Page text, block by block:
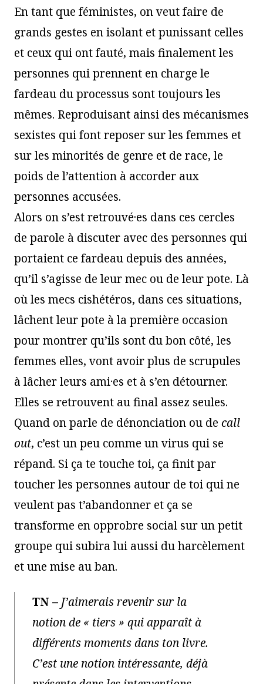
En tant que féministes, on veut faire de
grands gestes en isolant et punissant celles
et ceux qui ont fauté, mais finalement les
personnes qui prennent en charge le
fardeau du processus sont toujours les
mêmes. Reproduisant ainsi des mécanismes
sexistes qui font reposer sur les femmes et
sur les minorités de genre et de race, le
poids de l’attention à accorder aux
personnes accusées.
Alors on s’est retrouvé·es dans ces cercles
de parole à discuter avec des personnes qui
portaient ce fardeau depuis des années,
qu’il s’agisse de leur mec ou de leur pote. Là
où les mecs cishétéros, dans ces situations,
lâchent leur pote à la première occasion
pour montrer qu’ils sont du bon côté, les
femmes elles, vont avoir plus de scrupules
à lâcher leurs ami·es et à s’en détourner.
Elles se retrouvent au final assez seules.
Quand on parle de dénonciation ou de call
out, c’est un peu comme un virus qui se
répand. Si ça te touche toi, ça finit par
toucher les personnes autour de toi qui ne
veulent pas t’abandonner et ça se
transforme en opprobre social sur un petit
groupe qui subira lui aussi du harcèlement
et une mise au ban.
TN – J’aimerais revenir sur la
notion de « tiers » qui apparaît à
différents moments dans ton livre.
C’est une notion intéressante, déjà